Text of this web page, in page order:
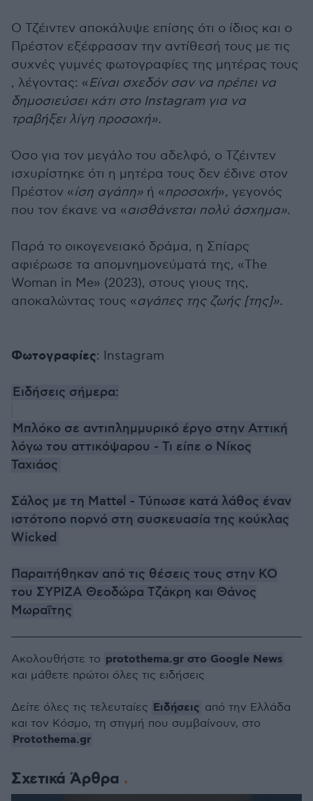
Ο Τζέιντεν αποκάλυψε επίσης ότι ο ίδιος και ο
Πρέστον εξέφρασαν την αντίθεσή τους με τις
συχνές γυμνές φωτογραφίες της μητέρας τους
, λέγοντας: «Είναι σχεδόν σαν να πρέπει να
δημοσιεύσει κάτι στο Instagram για να
τραβήξει λίγη προσοχή».
Όσο για τον μεγάλο του αδελφό, ο Τζέιντεν
ισχυρίστηκε ότι η μητέρα τους δεν έδινε στον
Πρέστον «ίση αγάπη» ή «προσοχή», γεγονός
που τον έκανε να «αισθάνεται πολύ άσχημα».
Παρά το οικογενειακό δράμα, η Σπίαρς
αφιέρωσε τα απομνημονεύματά της, «The
Woman in Me» (2023), στους γιους της,
αποκαλώντας τους «αγάπες της ζωής [της]».
Φωτογραφίες: Instagram
Ειδήσεις σήμερα:
Μπλόκο σε αντιπλημμυρικό έργο στην Αττική
λόγω του αττικόψαρου - Τι είπε ο Νίκος
Ταχιάος
Σάλος με τη Mattel - Τύπωσε κατά λάθος έναν
ιστότοπο πορνό στη συσκευασία της κούκλας
Wicked
Παραιτήθηκαν από τις θέσεις τους στην ΚΟ
του ΣΥΡΙΖΑ Θεοδώρα Τζάκρη και Θάνος
Μωραΐτης
Σχετικά Άρθρα
Ακολουθήστε το protothema.gr στο Google News
και μάθετε πρώτοι όλες τις ειδήσεις
Δείτε όλες τις τελευταίες Ειδήσεις από την Ελλάδα
και τον Κόσμο, τη στιγμή που συμβαίνουν, στο
Protothema.gr